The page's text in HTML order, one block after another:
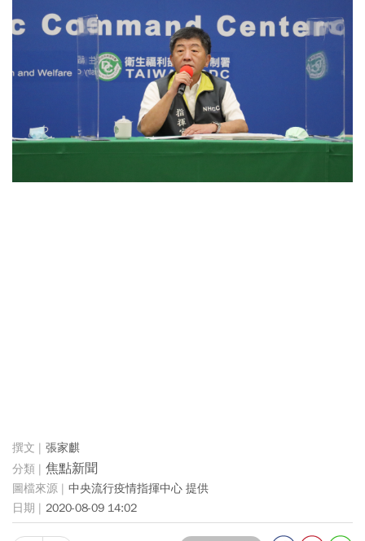
張家麒
焦點新聞
中央流行疫情指揮中心 提供
2020-08-09 14:02